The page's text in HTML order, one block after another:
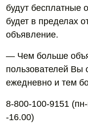
будут бесплатные
будет в пределах
объявление.
— Чем больше
пользователей Вы
ежедневно и тем
8-800-100-9151
-16.00)